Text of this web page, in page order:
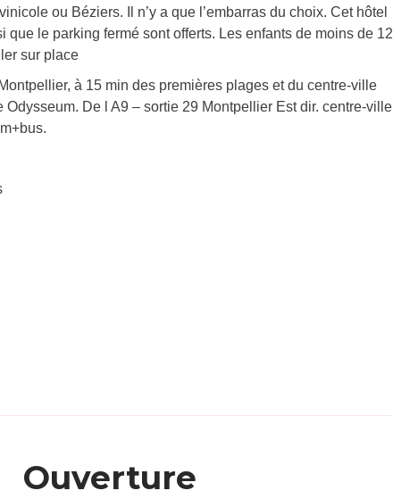
ou Béziers. Il n’y a que l’embarras du choix. Cet hôtel
le parking fermé sont offerts. Les enfants de moins de 12
sur place
à 15 min des premières plages et du centre-ville
De l A9 – sortie 29 Montpellier Est dir. centre-ville
Ouverture